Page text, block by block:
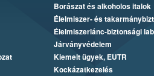
Borászat és alkoholos italok
Élelmiszer- és
Élelmiszerlánc-biztonsági
Járványvédelem
Kiemelt ügyek, EUTR
Kockázatkezelés